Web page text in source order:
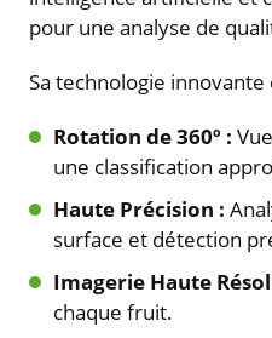
pour une analyse de
Sa technologie
Rotation de 360º :
une classification
Haute Précision :
surface et détection
Imagerie Haute
chaque fruit.